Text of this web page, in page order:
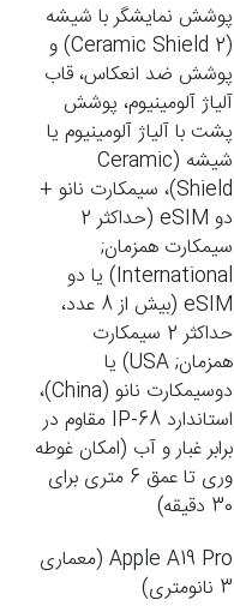
پوشش نمایشگر با شیشه
(Ceramic Shield 2) و
پوشش ضد انعکاس، قاب
آلیاژ آلومینیوم، پوشش
پشت با آلیاژ آلومینیوم یا
شیشه (Ceramic
Shield)، سیمکارت نانو +
دو eSIM (حداکثر 2
سیمکارت همزمان;
International) یا دو
eSIM (بیش از 8 عدد،
حداکثر 2 سیمکارت
همزمان; USA) یا
دوسیمکارت نانو (China)،
استاندارد IP-68 مقاوم در
برابر غبار و آب (امکان غوطه
وری تا عمق 6 متری برای
30 دقیقه)
Apple A19 Pro (معماری
3 نانومتری)